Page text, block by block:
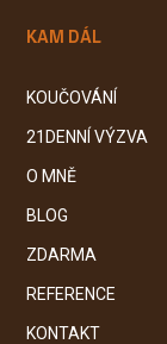
KAM DÁL
KOUČOVÁNÍ
21DENNÍ VÝZVA
O MNĚ
BLOG
ZDARMA
REFERENCE
KONTAKT